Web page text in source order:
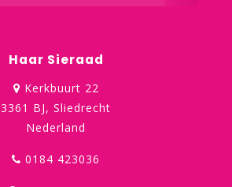
Haar Sieraad
Kerkbuurt 22
3361 BJ, Sliedrecht
Nederland
0184 423036